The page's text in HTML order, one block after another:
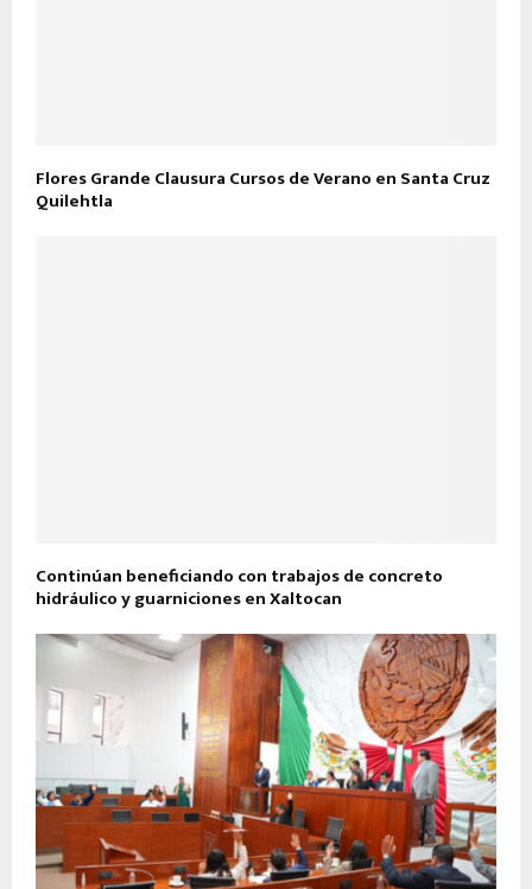
Flores Grande Clausura Cursos de Verano en Santa Cruz
Quilehtla
Continúan beneficiando con trabajos de concreto
hidráulico y guarniciones en Xaltocan